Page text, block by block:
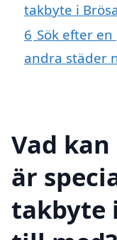
takbyte i
6 Sök efter
andra städer
Vad
är
takbyte